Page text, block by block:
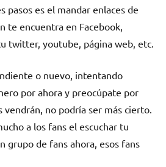
pasos es el mandar enlaces de
te encuentra en Facebook,
twitter, youtube, página web, etc.
o nuevo, intentando
por ahora y preocúpate por
vendrán, no podría ser más cierto.
a los fans el escuchar tu
grupo de fans ahora, esos fans